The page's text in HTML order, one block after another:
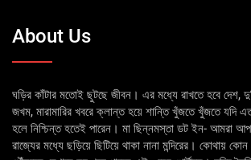
About Us
ঘড়ির কাঁটার মতোই ছুটছে জীবন। এর মধ্যে রাখতে হবে দেশ,
জখম, মারামারির খবরে ক্লান্ত হয়ে শান্তি খুঁজতে খুঁজতে যদি
হলে নিশ্চিন্ত হতেই পারেন। মা ছিন্নমস্তা ডট ইন- আমরা
রাজ্যের মধ্যে ছড়িয়ে ছিটিয়ে থাকা নানা মন্দিরের। কোথায় কোন